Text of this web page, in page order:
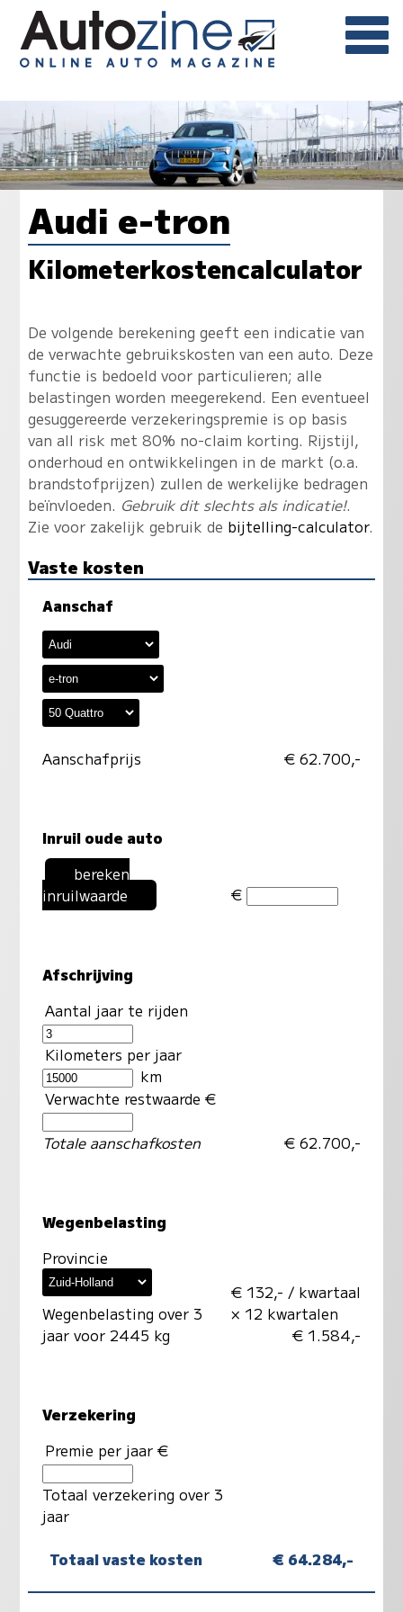
Audi e-tron
Kilometerkostencalculator
De volgende berekening geeft een indicatie van
de verwachte gebruikskosten van een auto. Deze
functie is bedoeld voor particulieren; alle
belastingen worden meegerekend. Een eventueel
gesuggereerde verzekeringspremie is op basis
van all risk met 80% no-claim korting. Rijstijl,
onderhoud en ontwikkelingen in de markt (o.a.
brandstofprijzen) zullen de werkelijke bedragen
beïnvloeden. Gebruik dit slechts als indicatie!.
Zie voor zakelijk gebruik de bijtelling-calculator.
Vaste kosten
Aanschaf
Aanschafprijs € 62.700,-
Inruil oude auto
bereken
inruilwaarde
€
Afschrijving
Aantal jaar te rijden
Kilometers per jaar
km
Verwachte restwaarde €
Totale aanschafkosten € 62.700,-
Wegenbelasting
Provincie
Wegenbelasting over 3
jaar voor 2445 kg
€ 132,- / kwartaal
× 12 kwartalen
€ 1.584,-
Verzekering
Premie per jaar €
Totaal verzekering over 3
jaar
Totaal vaste kosten € 64.284,-